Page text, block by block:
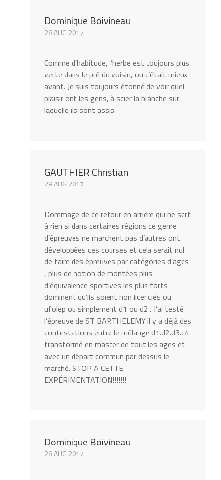
Dominique Boivineau
28 AUG 2017
Comme d’habitude, l’herbe est toujours plus
verte dans le pré du voisin, ou c’était mieux
avant. Je suis toujours étonné de voir quel
plaisir ont les gens, à scier la branche sur
laquelle ils sont assis.
GAUTHIER Christian
28 AUG 2017
Dommage de ce retour en arrière qui ne sert
à rien si dans certaines régions ce genre
d’épreuves ne marchent pas d’autres ont
développées ces courses et cela serait nul
de faire des épreuves par catégories d’ages
, plus de notion de montées plus
d’équivalence sportives les plus forts
dominent qu’ils soient non licenciés ou
ufolep ou simplement d1 ou d2 . J’ai testé
l’épreuve de ST BARTHELEMY il y a déjà des
contestations entre le mélange d1.d2.d3.d4
transformé en master de tout les ages et
avec un départ commun par dessus le
marché. STOP A CETTE
EXPÉRIMENTATION!!!!!!!
Dominique Boivineau
28 AUG 2017